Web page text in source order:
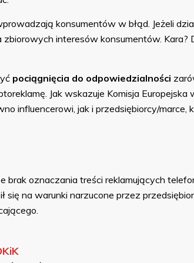
konsumentów w błąd. Jeżeli
zbiorowych interesów konsumentów.
pociągnięcia do odpowiedzialności
Jak wskazuje Komisja
influencerowi, jak i przedsiębiorcy/
brak oznaczania treści reklamujących
się na warunki narzucone przez